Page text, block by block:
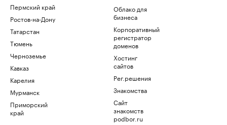
Пермский край
Ростов-на-Дону
Татарстан
Тюмень
Черноземье
Кавказ
Карелия
Мурманск
Приморский
край
Облако для
бизнеса
Корпоративный
регистратор
доменов
Хостинг
сайтов
Рег.решения
Знакомства
Сайт
знакомств
podbor.ru